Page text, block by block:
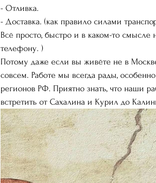
- Отливка.
- Доставка. (как правило силами
Всё просто, быстро и в каком-то смысле
телефону. )
Потому даже если вы живёте не в
совсем. Работе мы всегда рады,
регионов РФ. Приятно знать, что наши
встретить от Сахалина и Курил до